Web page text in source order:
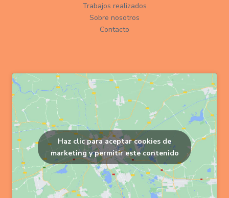
Trabajos realizados
Sobre nosotros
Contacto
Haz clic para aceptar cookies de
marketing y permitir este contenido